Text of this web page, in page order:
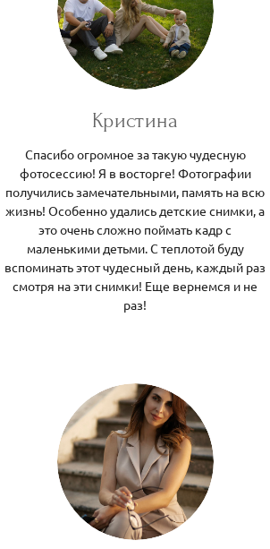
Кристина
Спасибо огромное за такую чудесную
фотосессию! Я в восторге! Фотографии
получились замечательными, память на всю
жизнь! Особенно удались детские снимки, а
это очень сложно поймать кадр с
маленькими детьми. С теплотой буду
вспоминать этот чудесный день, каждый раз
смотря на эти снимки! Еще вернемся и не
раз!